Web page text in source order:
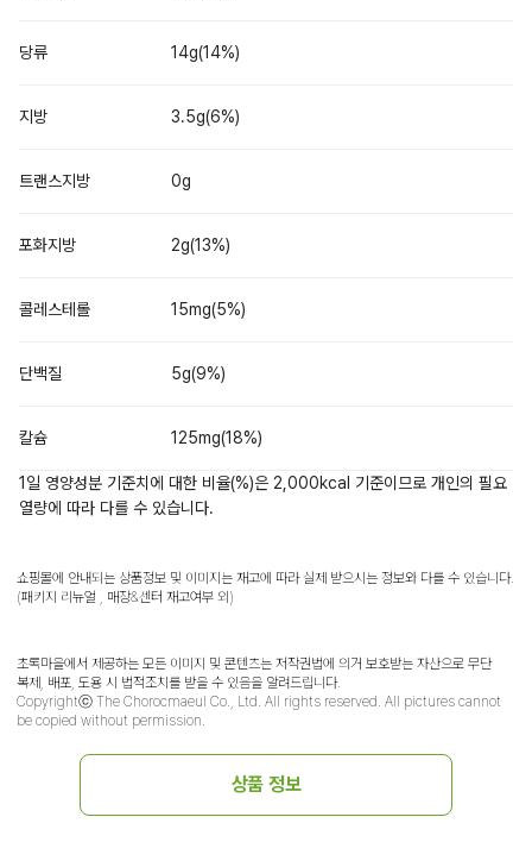
당류 14g(14%)
지방 3.5g(6%)
트랜스지방 0g
포화지방 2g(13%)
콜레스테롤 15mg(5%)
단백질 5g(9%)
칼슘 125mg(18%)
1일 영양성분 기준치에 대한 비율(%)은 2,000kcal 기준이므로 개인의 필요
열량에 따라 다를 수 있습니다.
쇼핑몰에 안내되는 상품정보 및 이미지는 재고에 따라 실제 받으시는 정보와 다를 수 있습니다.
(패키지 리뉴얼 , 매장&센터 재고여부 외)
초록마을에서 제공하는 모든 이미지 및 콘텐츠는 저작권법에 의거 보호받는 자산으로 무단
복제, 배포, 도용 시 법적조치를 받을 수 있음을 알려드립니다.
Copyrightⓒ The Chorocmaeul Co., Ltd. All rights reserved. All pictures cannot
be copied without permission.
상품 정보